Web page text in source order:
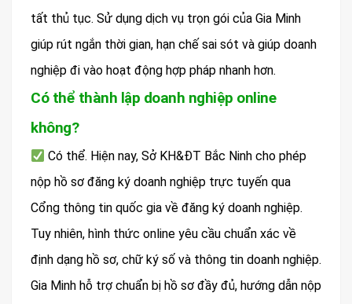
tất thủ tục. Sử dụng dịch vụ trọn gói của Gia Minh
giúp rút ngắn thời gian, hạn chế sai sót và giúp doanh
nghiệp đi vào hoạt động hợp pháp nhanh hơn.
Có thể thành lập doanh nghiệp online
không?
Có thể. Hiện nay, Sở KH&ĐT Bắc Ninh cho phép
nộp hồ sơ đăng ký doanh nghiệp trực tuyến qua
Cổng thông tin quốc gia về đăng ký doanh nghiệp.
Tuy nhiên, hình thức online yêu cầu chuẩn xác về
định dạng hồ sơ, chữ ký số và thông tin doanh nghiệp.
Gia Minh hỗ trợ chuẩn bị hồ sơ đầy đủ, hướng dẫn nộp